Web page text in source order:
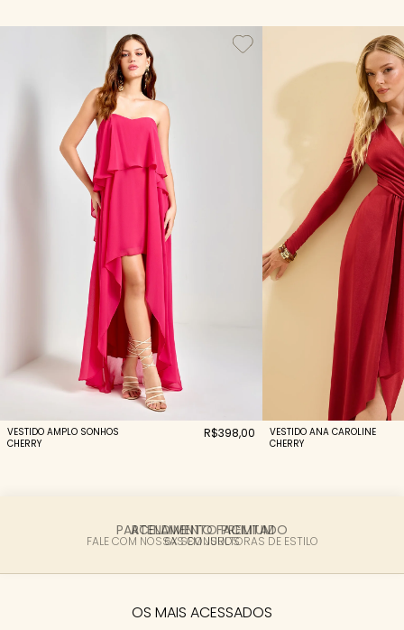
VESTIDO AMPLO SONHOS
CHERRY
R$398,00
VESTIDO ANA CAROLINE
CHERRY
PARCELAMENTO FACILITADO
6X SEM JUROS
OS MAIS ACESSADOS